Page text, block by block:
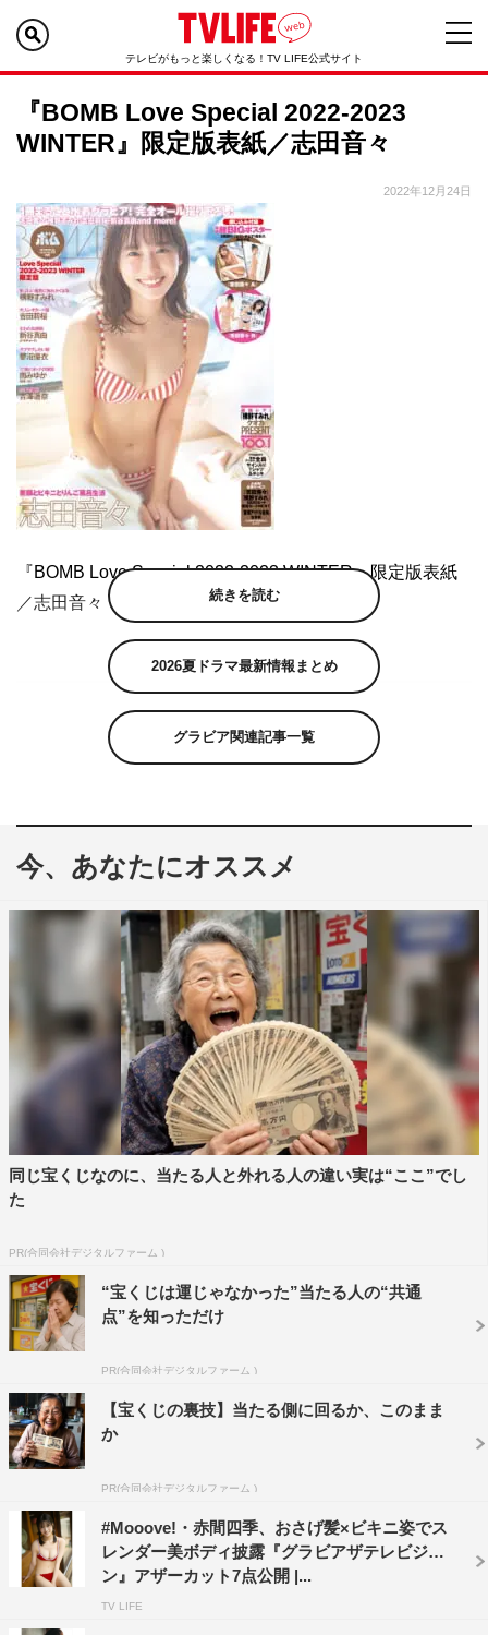
テレビがもっと楽しくなる！TV LIFE公式サイト
『BOMB Love Special 2022-2023
WINTER』限定版表紙／志田音々
2022年12月24日
『BOMB Love Special 2022-2023 WINTER』限定版表紙
／志田音々
続きを読む
2026夏ドラマ最新情報まとめ
グラビア関連記事一覧
今、あなたにオススメ
同じ宝くじなのに、当たる人と外れる人の違い実は“ここ”でし
た
PR(合同会社デジタルファーム )
“宝くじは運じゃなかった”当たる人の“共通
点”を知っただけ
PR(合同会社デジタルファーム )
【宝くじの裏技】当たる側に回るか、このまま
か
PR(合同会社デジタルファーム )
#Mooove!・赤間四季、おさげ髪×ビキニ姿でス
レンダー美ボディ披露『グラビアザテレビジョ
ン』アザーカット7点公開 |...
TV LIFE